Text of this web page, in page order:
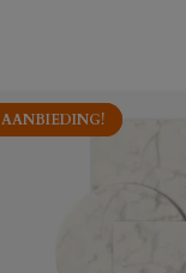
AANBIEDING!
AANBIEDING!